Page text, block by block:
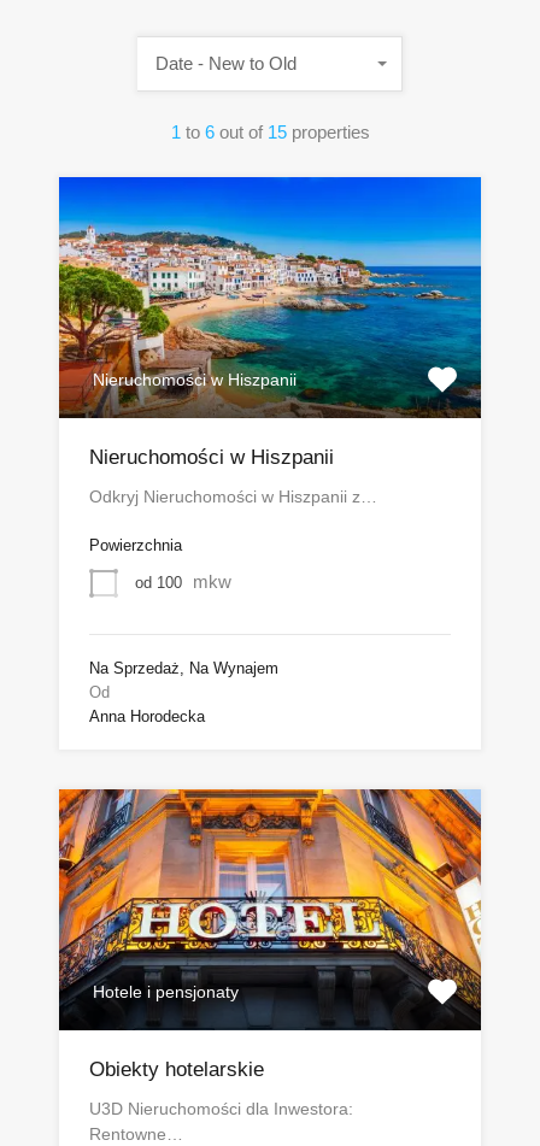
1 to 6 out of 15 properties
Date - New to Old
Nieruchomości w Hiszpanii
Nieruchomości w Hiszpanii
Odkryj Nieruchomości w Hiszpanii z…
Powierzchnia
od 100 mkw
Na Sprzedaż, Na Wynajem
Od
Anna Horodecka
Hotele i pensjonaty
Obiekty hotelarskie
U3D Nieruchomości dla Inwestora:
Rentowne…